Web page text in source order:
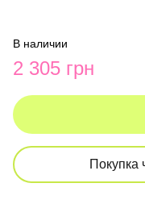
В наличии
2 305 грн
Покупка